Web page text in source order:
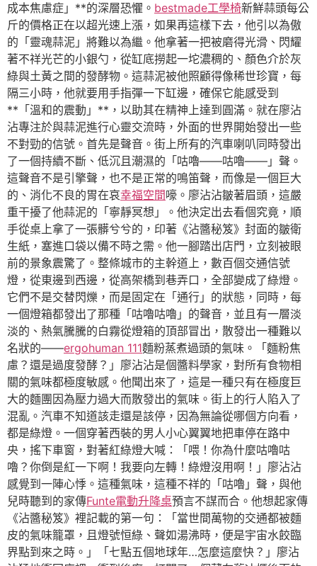
成本焦慮症」**的深層恐懼。 bestmade工學椅新鮮蒜頭每公
斤的價格正在以超光速上漲，如果再這樣下去，他引以為傲
的「靈魂蒜泥」將難以為繼。他拿著一把被磨得光滑、閃耀
著不祥光芒的小銀勺，從缸底撈起一坨濃稠的、顏色介於灰
綠與土黃之間的發酵物。這蒜泥被他照顧得像稀世珍寶，每
隔三小時，他就要用手指彈一下缸邊，確保它能感受到
**「溫和的震動」**，以助其在精神上達到圓滿。就在廖沾
沾專注於與蒜泥進行心靈交流時，外面的世界開始發出一些
不對勁的信號。首先是聲音。街上所有的汽車喇叭同時發出
了一個持續不斷、低沉且潮濕的「咕嚕——咕嚕——」聲。
這聲音不是引擎聲，也不是正常的鳴笛聲，而像是一個巨大
的、消化不良的胃在哀幸福空間嚎。廖沾沾皺著眉頭，這嚴
重干擾了他蒜泥的「寧靜冥想」。他決定出去看個究竟，順
手從桌上拿了一張髒兮兮的，印著《沾醬秘笈》封面的皺衛
生紙，塞進口袋以備不時之需。他一腳踏出店門，立刻被眼
前的景象震驚了。整條城市的主幹道上，數百個交通信號
燈，從東邊到西邊，從高架橋到巷弄口，全部變成了綠燈。
它們不是交替閃爍，而是固定在「通行」的狀態，同時，每
一個燈箱都發出了那種「咕嚕咕嚕」的聲音，並且有一層淡
淡的、熱氣騰騰的白霧從燈箱的頂部冒出，散發出一種難以
名狀的——ergohuman 111麵粉蒸煮過頭的氣味。「麵粉焦
慮？還是過度發酵？」廖沾沾是個醬料學家，對所有食物相
關的氣味都極度敏感。他聞出來了，這是一種只有在極度巨
大的麵團因為壓力過大而散發出的氣味。街上的行人陷入了
混亂。汽車不知道該走還是該停，因為無論從哪個方向看，
都是綠燈。一個穿著西裝的男人小心翼翼地把車停在路中
央，搖下車窗，對著紅綠燈大喊：「喂！你為什麼咕嚕咕
嚕？你倒是紅一下啊！我要向左轉！綠燈沒用啊！」廖沾沾
感覺到一陣心悸。這種氣味，這種不祥的「咕嚕」聲，與他
兒時聽到的家傳Funte電動升降桌預言不謀而合。他想起家傳
《沾醬秘笈》裡記載的第一句：「當世間萬物的交通都被麵
皮的氣味籠罩，且燈號恒綠、聲如湯沸時，便是宇宙水餃臨
界點到來之時。」「七點五個地球年…怎麼這麼快？」廖沾